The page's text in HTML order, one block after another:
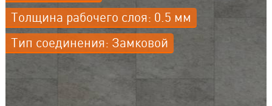
Толщина рабочего слоя: 0.5 мм
Тип соединения: Замковой